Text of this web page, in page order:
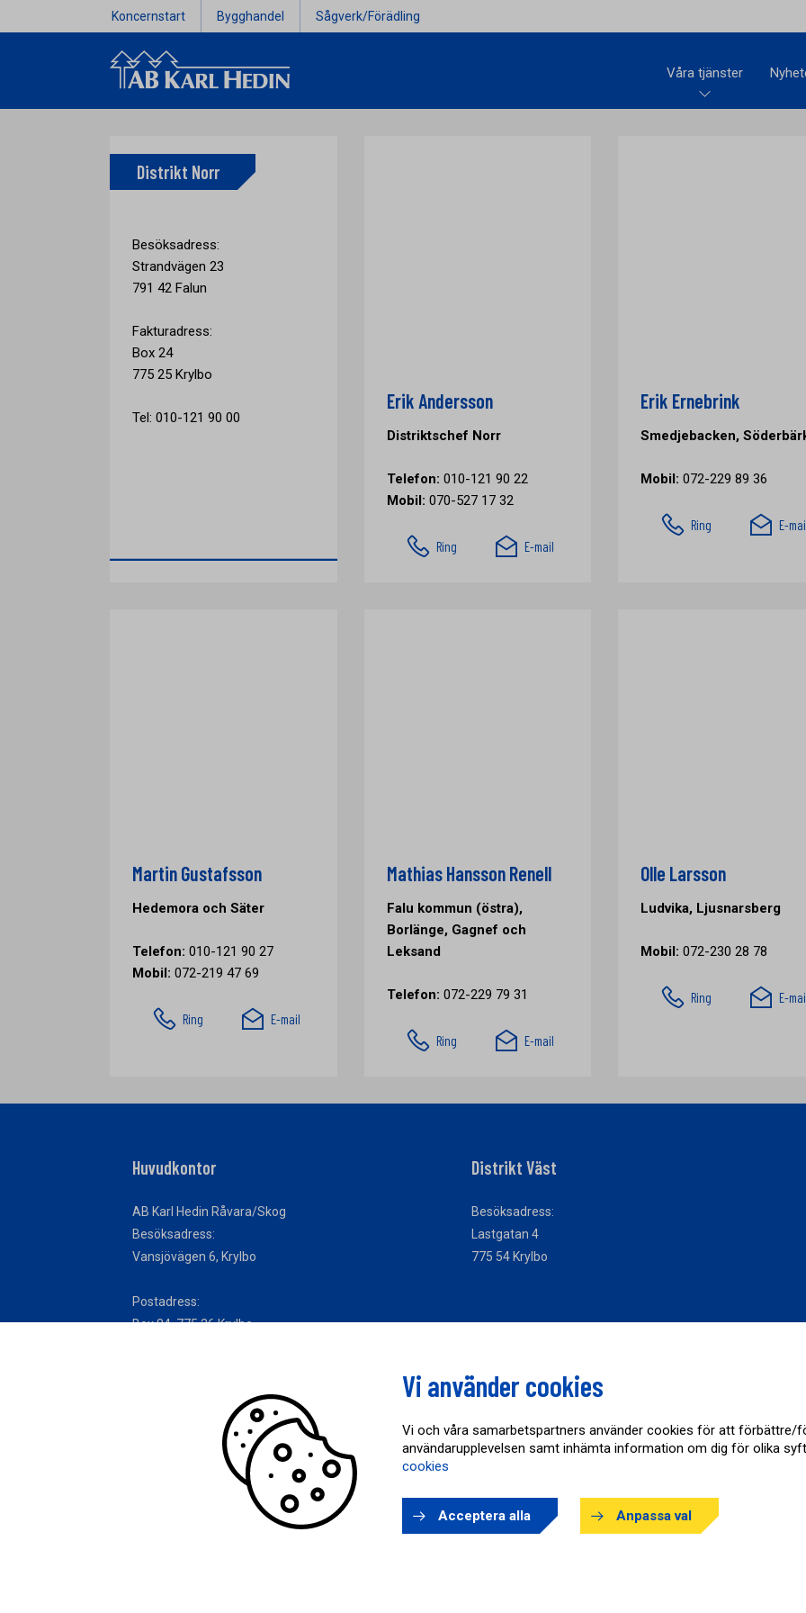
Koncernstart Bygghandel Sågverk/Förädling
Våra tjänster
Distrikt Norr
Besöksadress:
Strandvägen 23
791 42 Falun
Fakturadress:
Box 24
775 25 Krylbo
Tel: 010-121 90 00
Erik Andersson
Distriktschef Norr
Telefon: 010-121 90 22
Mobil: 070-527 17 32
Ring E-mail
Erik Ernebrink
Smedjebacken,
Mobil: 072-229 89 36
Ring E-
Martin Gustafsson
Hedemora och Säter
Telefon: 010-121 90 27
Mobil: 072-219 47 69
Ring E-mail
Mathias Hansson Renell
Falu kommun (östra),
Borlänge, Gagnef och
Leksand
Telefon: 072-229 79 31
Ring E-mail
Olle Larsson
Ludvika, Ljusnarsberg
Mobil: 072-230 28 78
Ring E-
Huvudkontor
AB Karl Hedin Råvara/Skog
Besöksadress:
Vansjövägen 6, Krylbo
Postadress:
Box 84, 775 26 Krylbo
Cookieinställningar
Distrikt Väst
Besöksadress:
Lastgatan 4
775 54 Krylbo
Vi använder cookies
Vi och våra samarbetspartners använder cookies för att förbättre/
användarupplevelsen samt inhämta information om dig för olika
cookies
Acceptera alla Anpassa val